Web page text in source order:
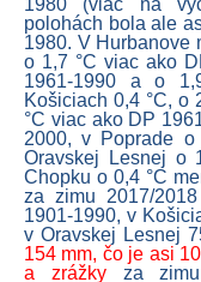
1980 (viac na
polohách bola ale
1980. V Hurbanove
o 1,7 °C viac ako
1961-1990 a o
Košiciach 0,4 °C, o
°C viac ako DP
2000, v Poprade
Oravskej Lesnej o
Chopku o 0,4 °C
za zimu 2017/
1901-1990, v
v Oravskej Lesnej
154 mm, čo je asi
a zrážkyza zimu